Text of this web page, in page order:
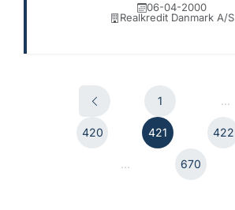
06-04-2000
Realkredit Danmark A/S
1 ...
420 421 422
... 670